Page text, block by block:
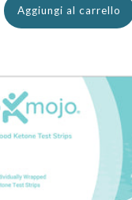
Aggiungi al carrello